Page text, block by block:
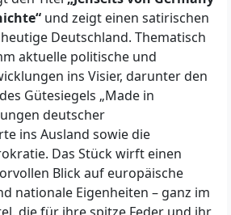
und zeigt einen satirischen
Deutschland. Thematisch
aktuelle politische und
ins Visier, darunter den
Gütesiegels „Made in
deutscher
ins Ausland sowie die
Das Stück wirft einen
Blick auf europäische
nationale Eigenheiten – ganz im